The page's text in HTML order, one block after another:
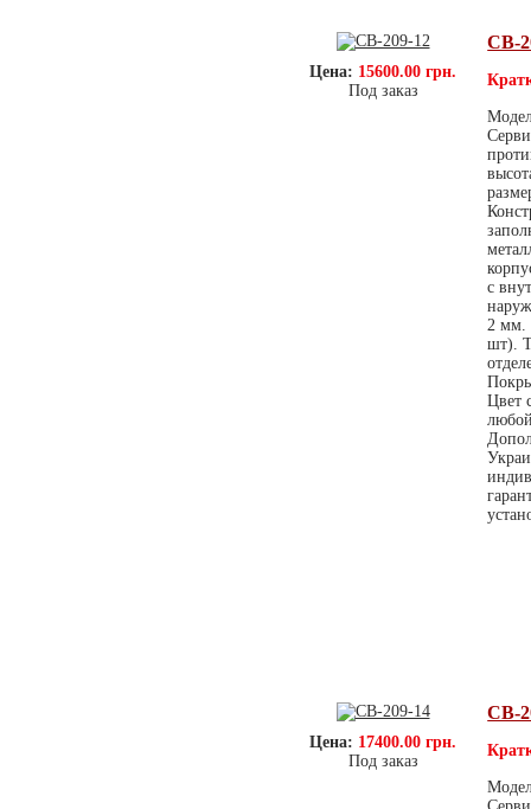
Цена: 15600.00 грн.
Под заказ
СВ-
с
2 мм.
шт).
Цвет
Цена: 17400.00 грн.
Под заказ
СВ-